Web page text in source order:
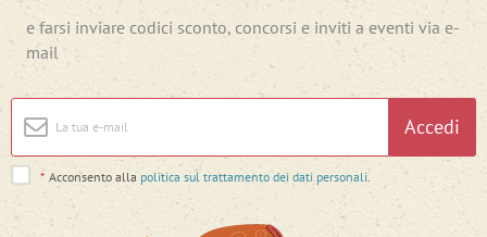
e farsi inviare codici sconto, concorsi e inviti a eventi via e-
mail
Accedi
* Acconsento alla politica sul trattamento dei dati personali